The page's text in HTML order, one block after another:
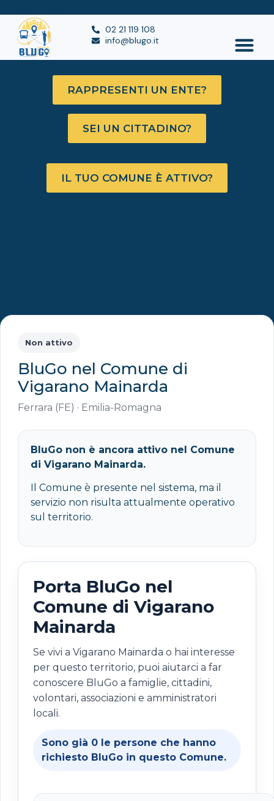
02 21 119 108
info@blugo.it
RAPPRESENTI UN ENTE?
SEI UN CITTADINO?
IL TUO COMUNE È ATTIVO?
Non attivo
BluGo nel Comune di
Vigarano Mainarda
Ferrara (FE) · Emilia-Romagna
BluGo non è ancora attivo nel Comune
di Vigarano Mainarda.
Il Comune è presente nel sistema, ma il
servizio non risulta attualmente operativo
sul territorio.
Porta BluGo nel
Comune di Vigarano
Mainarda
Se vivi a Vigarano Mainarda o hai interesse
per questo territorio, puoi aiutarci a far
conoscere BluGo a famiglie, cittadini,
volontari, associazioni e amministratori
locali.
Sono già 0 le persone che hanno
richiesto BluGo in questo Comune.